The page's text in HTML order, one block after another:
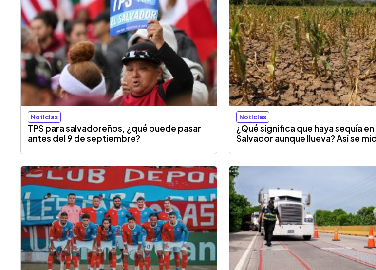
Noticias
TPS para salvadoreños, ¿qué puede pasar
antes del 9 de septiembre?
Noticias
¿Qué significa que haya sequía en
Salvador aunque llueva? Así se